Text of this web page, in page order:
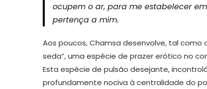
ocupem o ar, para me estabelecer
pertença a mim.
Aos poucos, Chamsa desenvolve, tal como
seda”, uma espécie de prazer erótico no
Esta espécie de pulsão desejante,
profundamente nociva à centralidade do